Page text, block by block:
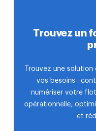
Trouvez un
Trouvez une
vos besoins :
numériser votre
opérationnelle,
et